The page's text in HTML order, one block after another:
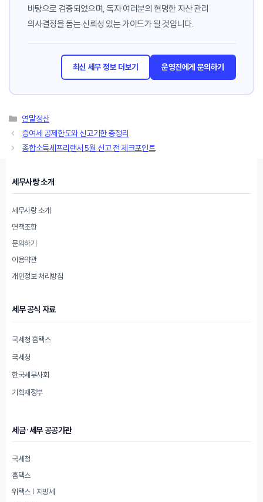
바탕으로 검증되었으며, 독자 여러분의 현명한 자산 관리
의사결정을 돕는 신뢰성 있는 가이드가 될 것입니다.
최신 세무 정보 더보기 운영진에게 문의하기
카
테
리
연말정산
증여세 공제한도와 신고기한 총정리
종합소득세프리랜서 5월 신고 전 체크포인트
세무사랑 소개
세무사랑 소개
면책조항
문의하기
이용약관
개인정보 처리방침
세무 공식 자료
국세청 홈택스
국세청
한국세무사회
기획재정부
세금·세무 공공기관
국세청
홈택스
위택스 | 지방세